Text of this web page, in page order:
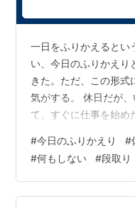
一日をふりかえるとい
い、今日のふりかえり
きた。ただ、この形式
気がする。 休日だが
て、すぐに仕事を始め
た方がよいのだろうが
気になって色々と進め
ールを導入してやろう
ト連携を想定して進め
#今日のふりかえり #
#何もしない #段取り